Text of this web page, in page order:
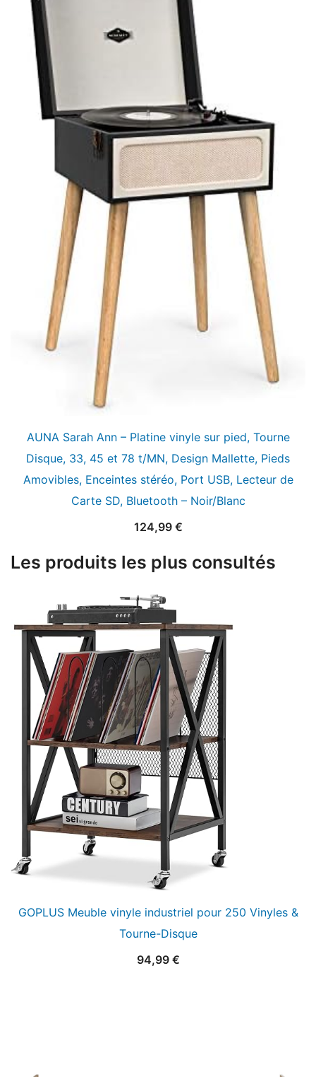
AUNA Sarah Ann – Platine vinyle sur pied, Tourne
Disque, 33, 45 et 78 t/MN, Design Mallette, Pieds
Amovibles, Enceintes stéréo, Port USB, Lecteur de
Carte SD, Bluetooth – Noir/Blanc
124,99 €
Les produits les plus consultés
GOPLUS Meuble vinyle industriel pour 250 Vinyles &
Tourne-Disque
94,99 €